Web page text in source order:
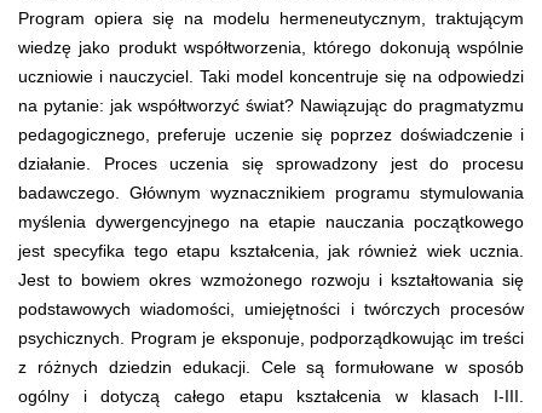
Program opiera się na modelu hermeneutycznym, traktującym
wiedzę jako produkt współtworzenia, którego dokonują wspólnie
uczniowie i nauczyciel. Taki model koncentruje się na odpowiedzi
na pytanie: jak współtworzyć świat? Nawiązując do pragmatyzmu
pedagogicznego, preferuje uczenie się poprzez doświadczenie i
działanie. Proces uczenia się sprowadzony jest do procesu
badawczego. Głównym wyznacznikiem programu stymulowania
myślenia dywergencyjnego na etapie nauczania początkowego
jest specyfika tego etapu kształcenia, jak również wiek ucznia.
Jest to bowiem okres wzmożonego rozwoju i kształtowania się
podstawowych wiadomości, umiejętności i twórczych procesów
psychicznych. Program je eksponuje, podporządkowując im treści
z różnych dziedzin edukacji. Cele są formułowane w sposób
ogólny i dotyczą całego etapu kształcenia w klasach I-III.